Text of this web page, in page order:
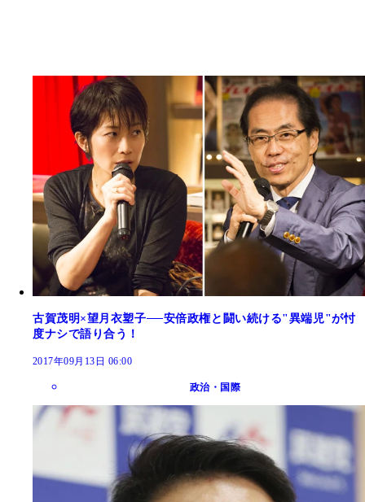
古賀茂明×望月衣塑子──安倍政権と闘い続ける"異端児"が忖
度ナシで語り合う！
2017年09月13日 06:00
政治・国際